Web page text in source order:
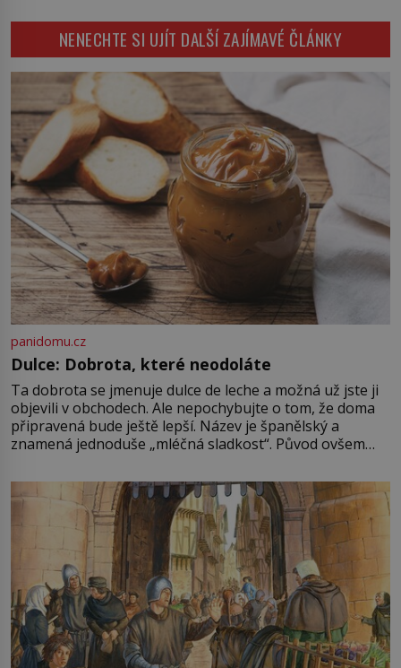
potácí zcela zmatený 14letý
Konerak Sinthasomphone. Když ho
zastaví policejní hlídka, ochable jí
nadiktuje adresu „jeho kamaráda“.
Strážníci ho dopraví zpět do
udaného bytu. Oním „kamarádem“
je ovšem jeden z nejslavnějších
vrahů, Jeffrey Dahmer (1960–1994).
Je 27. května 1991. […]
NENECHTE SI UJÍT DALŠÍ ZAJÍMAVÉ ČLÁNKY
panidomu.cz
Dulce: Dobrota, které neodoláte
Ta dobrota se jmenuje dulce de leche a možná už jste ji
objevili v obchodech. Ale nepochybujte o tom, že doma
připravená bude ještě lepší. Název je španělský a
znamená jednoduše „mléčná sladkost“. Původ ovšem
pře hned několik latinskoamerických zemí a k tomu
Francie, kde se traduje,